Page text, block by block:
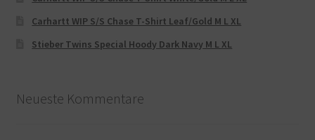
Carhartt WIP S/S Chase T-Shirt Leaf/Gold M L XL
Stieber Twins Special Hoody Dark Navy M L XL
Neueste Kommentare